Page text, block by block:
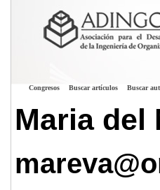
Congresos Buscar artículos Buscar
Maria del